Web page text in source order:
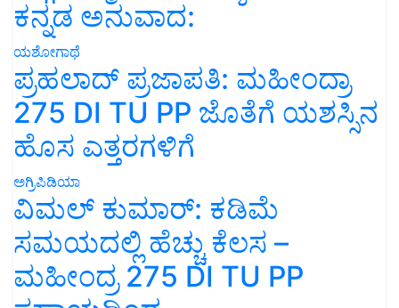
ಕನ್ನಡ ಅನುವಾದ:
ಯಶೋಗಾಥೆ
ಪ್ರಹಲಾದ್ ಪ್ರಜಾಪತಿ: ಮಹೀಂದ್ರಾ
275 DI TU PP ಜೊತೆಗೆ ಯಶಸ್ಸಿನ
ಹೊಸ ಎತ್ತರಗಳಿಗೆ
ಅಗ್ರಿಪಿಡಿಯಾ
ವಿಮಲ್ ಕುಮಾರ್: ಕಡಿಮೆ
ಸಮಯದಲ್ಲಿ ಹೆಚ್ಚು ಕೆಲಸ –
ಮಹೀಂದ್ರ 275 DI TU PP